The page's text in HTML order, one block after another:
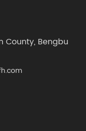
County, Bengbu